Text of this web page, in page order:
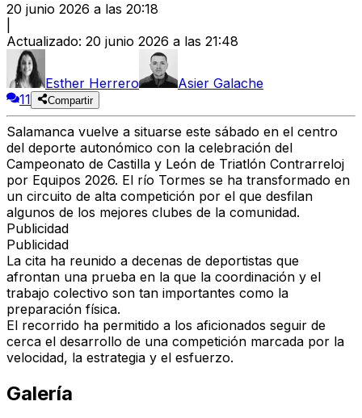
20 junio 2026 a las 20:18
Actualizado: 20 junio 2026 a las 21:48
Esther Herrero
Asier Galache
11
Compartir
Salamanca vuelve a situarse este sábado en el centro
del deporte autonómico con la celebración del
Campeonato de Castilla y León de Triatlón Contrarreloj
por Equipos 2026. El río Tormes se ha transformado en
un circuito de alta competición por el que desfilan
algunos de los mejores clubes de la comunidad.
Publicidad
Publicidad
La cita ha reunido a decenas de deportistas que
afrontan una prueba en la que la coordinación y el
trabajo colectivo son tan importantes como la
preparación física.
El recorrido ha permitido a los aficionados seguir de
cerca el desarrollo de una competición marcada por la
velocidad, la estrategia y el esfuerzo.
Galería